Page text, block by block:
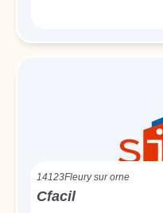
14123Fleury sur orne
Cfacil